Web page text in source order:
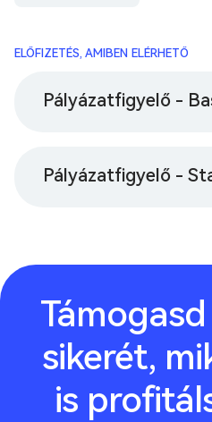
ELŐFIZETÉS, AMIBEN ELÉRHETŐ
Pályázatfigyelő -
Pályázatfigyelő -
sikerét,
is